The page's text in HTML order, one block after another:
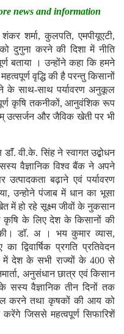
news and information
शर्मा, कुलपति, एमपीयूएटी,
दुगुना करने की दिशा में नीति
बताया । उन्होंने कहा कि हमने
वृद्धि की है परन्तु किसानों
के साथ-साथ पर्यावरण अनुकूल
कृषि तकनीकों, आनुवंशिक रूप
उत्सर्जन और जैविक खेती पर भी
वी.के. सिंह ने स्वागत उद्बोधन
सस्य वैज्ञानिक विश्व बैंक ने अपने
बढ़ाने एवं पर्यावरण
उन्होने पंजाब में धान का भूसा
में हो रहे सूक्ष्म जीवों के नुकसान
कृषि के लिए देश के किसानों की
डाॅ. अ । भय कुमार व्यास,
द्विवार्षिक प्रगति प्रतिवेदन
में देश के सभी राज्यों के 400 से
अनुसंधान छात्र एवं किसान
वैज्ञानिक तीन दिनों तक
हल करने तथा कृषकों की आय को
जिससे महत्वपूर्ण सिफारिशें